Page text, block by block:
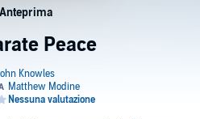
Peace
Anteprima